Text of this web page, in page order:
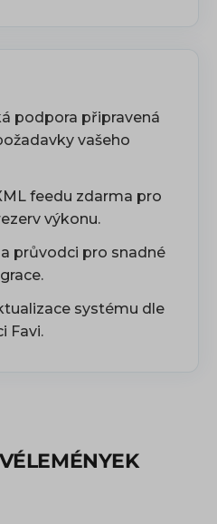
podpora připravená
vašeho
feedu zdarma pro
výkonu.
průvodci pro snadné
systému dle
Favi.